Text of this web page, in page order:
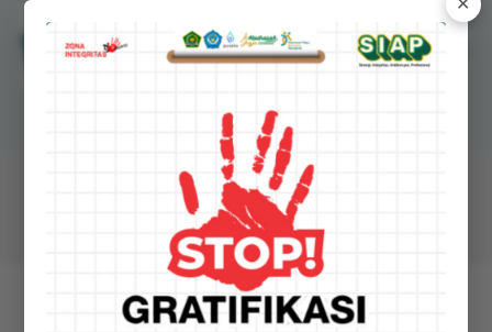
MANSAWANGI
Madrasah Aliyah Negeri 1 Banyuwangi
BERITA